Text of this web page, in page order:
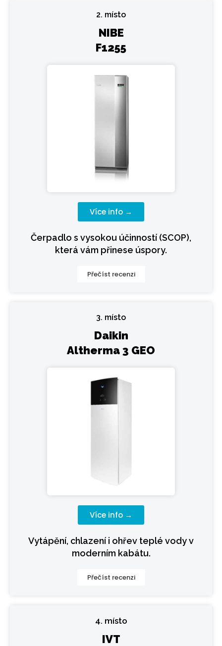
2. místo
NIBE
F1255
Více info →
Čerpadlo s vysokou účinností (SCOP),
která vám přinese úspory.
Přečíst recenzi
3. místo
Daikin
Altherma 3 GEO
Více info →
Vytápění, chlazení i ohřev teplé vody v
moderním kabátu.
Přečíst recenzi
4. místo
IVT